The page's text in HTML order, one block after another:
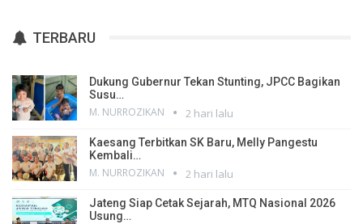
TERBARU
Dukung Gubernur Tekan Stunting, JPCC Bagikan
Susu…
M. NURROZIKAN 2 hari lalu
Kaesang Terbitkan SK Baru, Melly Pangestu
Kembali…
M. NURROZIKAN 2 hari lalu
Jateng Siap Cetak Sejarah, MTQ Nasional 2026
Usung…